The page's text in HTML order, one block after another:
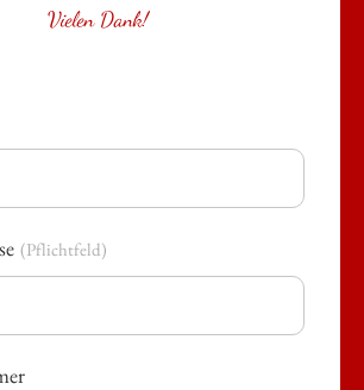
Vielen Dank!
small poem
Pflichtfeld